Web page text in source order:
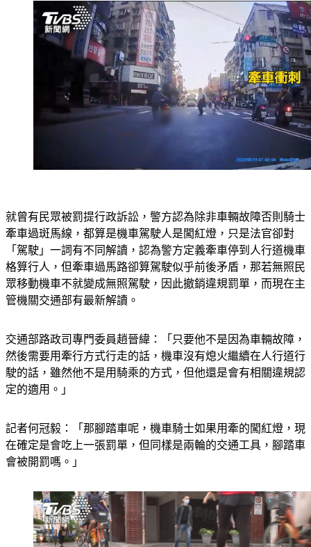
就曾有民眾被罰提行政訴訟，警方認為除非車輛故障否則騎士
牽車過斑馬線，都算是機車駕駛人是闖紅燈，只是法官卻對
「駕駛」一詞有不同解讀，認為警方定義牽車停到人行道機車
格算行人，但牽車過馬路卻算駕駛似乎前後矛盾，那若無照民
眾移動機車不就變成無照駕駛，因此撤銷違規罰單，而現在主
管機關交通部有最新解讀。
交通部路政司專門委員趙晉緯：「只要他不是因為車輛故障，
然後需要用牽行方式行走的話，機車沒有熄火繼續在人行道行
駛的話，雖然他不是用騎乘的方式，但他還是會有相關違規認
定的適用。」
記者何冠毅：「那腳踏車呢，機車騎士如果用牽的闖紅燈，現
在確定是會吃上一張罰單，但同樣是兩輪的交通工具，腳踏車
會被開罰嗎。」